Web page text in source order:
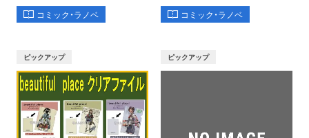
コミック・ラノベ コミック・ラノベ
ピックアップ ピックアップ